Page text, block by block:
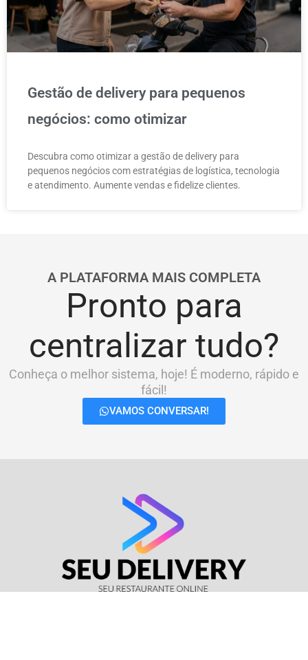
Gestão de delivery para pequenos
negócios: como otimizar
Descubra como otimizar a gestão de delivery para
pequenos negócios com estratégias de logística, tecnologia
e atendimento. Aumente vendas e fidelize clientes.
A PLATAFORMA MAIS COMPLETA
Pronto para
centralizar tudo?
Conheça o melhor sistema, hoje! É moderno, rápido e
fácil!
VAMOS CONVERSAR!